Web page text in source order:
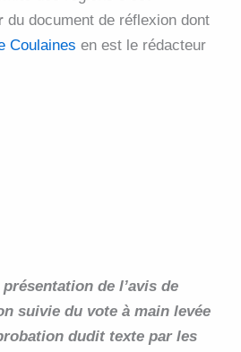
du document de réflexion dont
Coulaines en est le rédacteur
de l’avis de
suivie du vote à main levée
dudit texte par les